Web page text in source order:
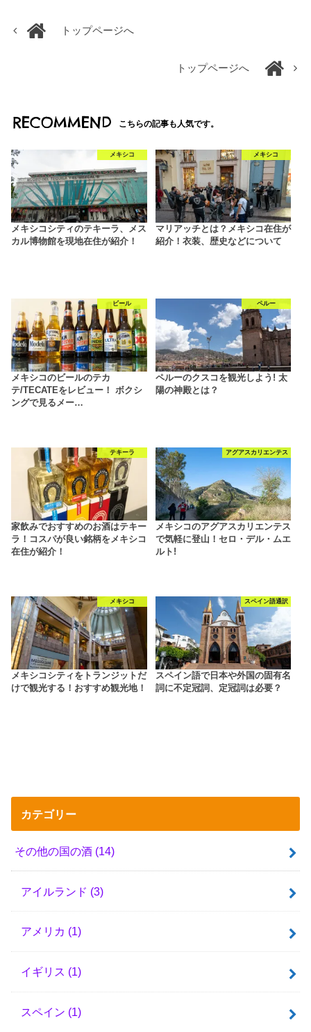
トップページへ
トップページへ
RECOMMEND こちらの記事も人気です。
メキシコ
メキシコシティのテキーラ、メス
カル博物館を現地在住が紹介！
メキシコ
マリアッチとは？メキシコ在住が
紹介！衣装、歴史などについて
ビール
メキシコのビールのテカ
テ/TECATEをレビュー！ ボクシ
ングで見るメー…
ペルー
ペルーのクスコを観光しよう! 太
陽の神殿とは？
テキーラ
家飲みでおすすめのお酒はテキー
ラ！コスパが良い銘柄をメキシコ
在住が紹介！
アグアスカリエンテス
メキシコのアグアスカリエンテス
で気軽に登山！セロ・デル・ムエ
ルト!
メキシコ
メキシコシティをトランジットだ
けで観光する！おすすめ観光地！
スペイン語通訳
スペイン語で日本や外国の固有名
詞に不定冠詞、定冠詞は必要？
カテゴリー
その他の国の酒 (14)
アイルランド (3)
アメリカ (1)
イギリス (1)
スペイン (1)